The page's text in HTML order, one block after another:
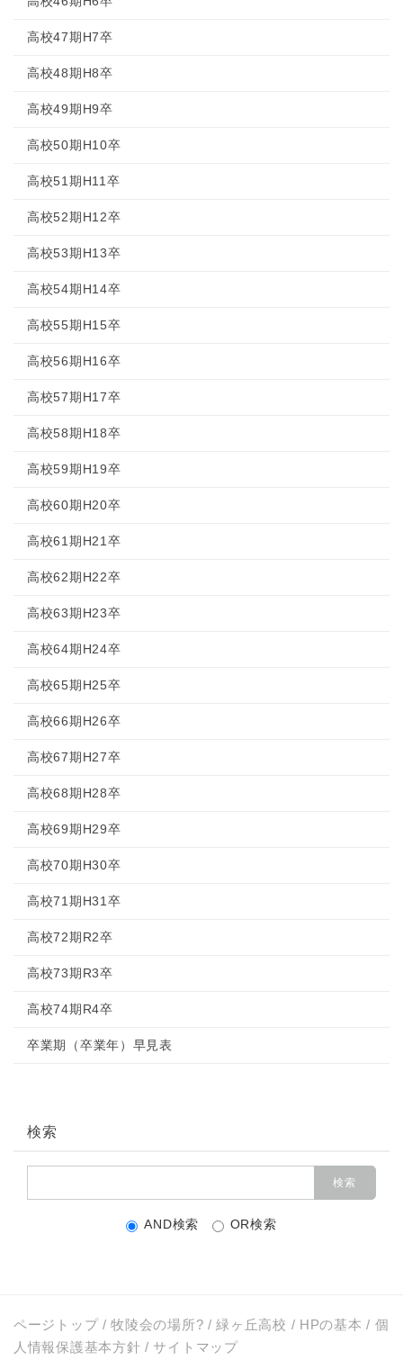
高校47期H7卒
高校48期H8卒
高校49期H9卒
高校50期H10卒
高校51期H11卒
高校52期H12卒
高校53期H13卒
高校54期H14卒
高校55期H15卒
高校56期H16卒
高校57期H17卒
高校58期H18卒
高校59期H19卒
高校60期H20卒
高校61期H21卒
高校62期H22卒
高校63期H23卒
高校64期H24卒
高校65期H25卒
高校66期H26卒
高校67期H27卒
高校68期H28卒
高校69期H29卒
高校70期H30卒
高校71期H31卒
高校72期R2卒
高校73期R3卒
高校74期R4卒
卒業期（卒業年）早見表
検索
AND検索 OR検索
ページトップ/牧陵会の場所? /緑ヶ丘高校 / HPの基本 / 個
人情報保護基本方針 / サイトマップ